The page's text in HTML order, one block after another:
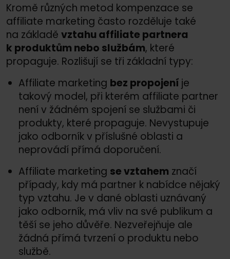
Kromě různých metod kompenzace se
affiliate marketing často rozděluje také
na základě vztahu affiliate partnera
k produktům nebo službám, které
propaguje. Rozlišují se tři základní typy:
Affiliate marketing bez propojení je
takový model, při kterém affiliate partner
není v žádném spojení se službami či
produkty, které propaguje. Nevystupuje
jako odborník v příslušné oblasti a
neprovádí přímá doporučení.
Affiliate marketing se vztahem značí
případy, kdy má partner k nabídce nějaký
typ vztahu. Je v dané oblasti uznávaný
jako odborník, má vliv na své publikum a
těší se jeho důvěře. Nezveřejňuje ale
žádná přímá tvrzení o produktu nebo
službě.